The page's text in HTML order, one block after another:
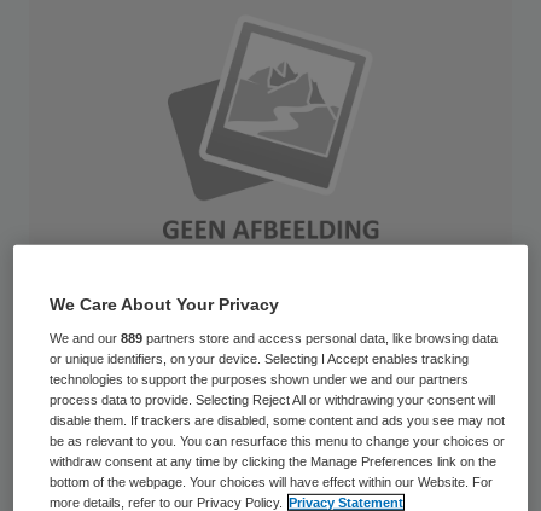
In aanloop naar het TEDxNijmegen
evenement dat op 8 april 2013 plaatsvindt
heeft de organisatie een fotowedstrijd
uitgeschreven. Door middel van het maken
We Care About Your Privacy
We and our889 partners store and access personal data, like browsing data
or unique identifiers, on your device. Selecting I Accept enables tracking
technologies to support the purposes shown under we and our partners
process data to provide. Selecting Reject All or withdrawing your consent will
disable them. If trackers are disabled, some content and ads you see may not
be as relevant to you. You can resurface this menu to change your choices or
withdraw consent at any time by clicking the Manage Preferences link on the
bottom of the webpage. Your choices will have effect within our Website. For
more details, refer to our Privacy Policy.
Privacy Statement